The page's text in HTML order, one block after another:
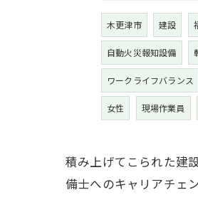
木更津市 建設
自動火災報知設備
ワークライフバランス
女性 現場作業員
積み上げてこられた建
備士へのキャリアチェ